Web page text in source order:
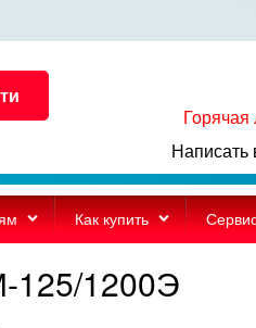
Горячая
Написать
Как купить
125/1200Э